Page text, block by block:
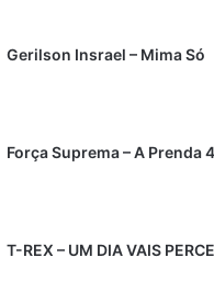
Gerilson Insrael – Mima Só
Força Suprema – A Prenda
T-REX – UM DIA VAIS